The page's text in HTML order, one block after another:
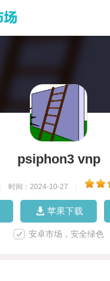
psiphon3 vnp
时间：2024-10-27
苹果下载
安卓市场，安全绿色